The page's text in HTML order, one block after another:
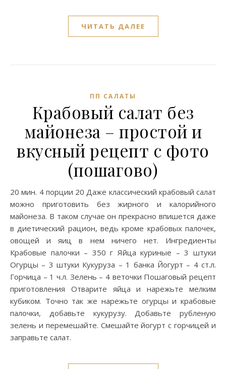
ЧИТАТЬ ДАЛЕЕ
ПП САЛАТЫ
Крабовый салат без
майонеза – простой и
вкусный рецепт с фото
(пошагово)
20 мин. 4 порции 20 Даже классический крабовый салат
можно приготовить без жирного и калорийного
майонеза. В таком случае он прекрасно впишется даже
в диетический рацион, ведь кроме крабовых палочек,
овощей и яиц в нем ничего нет. Ингредиенты
Крабовые палочки – 350 г Яйца куриные – 3 штуки
Огурцы – 3 штуки Кукуруза – 1 банка Йогурт – 4 ст.л.
Горчица – 1 ч.л. Зелень – 4 веточки Пошаговый рецепт
приготовления Отварите яйца и нарежьте мелким
кубиком. Точно так же нарежьте огурцы и крабовые
палочки, добавьте кукурузу. Добавьте рубленую
зелень и перемешайте. Смешайте йогурт с горчицей и
заправьте салат.